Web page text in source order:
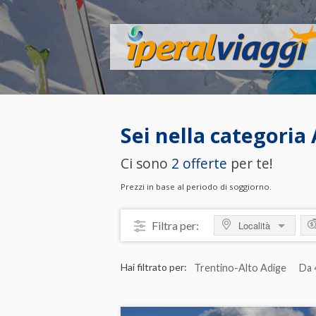
Sei nella categoria
Ci sono 2 offerte per te!
Prezzi in base al periodo di soggiorno.
Filtra per:
Località
Hai filtrato per: Trentino-Alto Adige Da